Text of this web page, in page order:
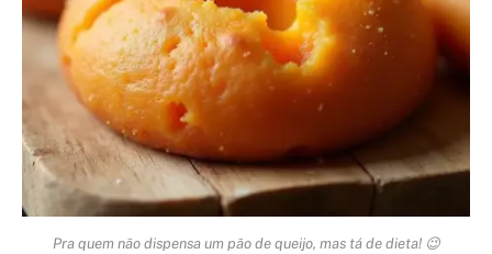
Pra quem não dispensa um pão de queijo, mas tá de dieta! 😉